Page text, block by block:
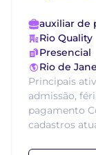
auxiliar de
Rio Quality
Presencial
Rio de
Principais
admissão,
pagamento
cadastros